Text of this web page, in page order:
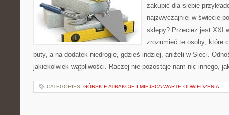
zakupić dla siebie
najzwyczajniej w świecie
sklepy? Przecież jest XXI
zrozumieć te osoby, które
buty, a na dodatek niedrogie, gdzieś indziej, aniżeli w Sieci.
jakiekolwiek wątpliwości. Raczej nie pozostaje nam nic innego,
CATEGORIES: GÓRSKIE ATRAKCJE I MIEJSCA WARTE ODWIEDZENIA